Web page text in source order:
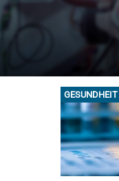
GESUNDHEIT